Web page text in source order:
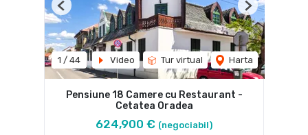
1 / 44 Video Tur virtual Harta
Previous Next
Pensiune 18 Camere cu Restaurant -
Cetatea Oradea
624,900 € (negociabil)